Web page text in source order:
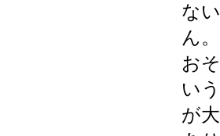
な
ん。
お
い
が